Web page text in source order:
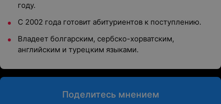
году.
С 2002 года готовит абитуриентов к поступлению.
Владеет болгарским, сербско-хорватским,
английским и турецким языками.
Поделитесь мнением